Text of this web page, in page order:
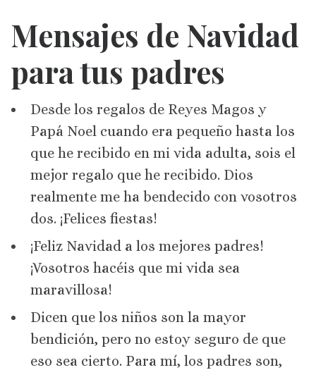
Mensajes de Navidad
para tus padres
Desde los regalos de Reyes Magos y
Papá Noel cuando era pequeño hasta los
que he recibido en mi vida adulta, sois el
mejor regalo que he recibido. Dios
realmente me ha bendecido con vosotros
dos. ¡Felices fiestas!
¡Feliz Navidad a los mejores padres!
¡Vosotros hacéis que mi vida sea
maravillosa!
Dicen que los niños son la mayor
bendición, pero no estoy seguro de que
eso sea cierto. Para mí, los padres son,